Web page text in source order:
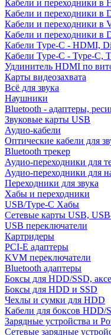
Кабели и переходники в
Кабели и переходники в
Кабели и переходники в
Кабели и переходники в
Кабели Type-C - HDMI,
Кабели Type-C - Type-C,
Удлинитель HDMI по
Карты видеозахвата
Всё для звука
Наушники
Bluetooth - адаптеры,
Звуковые карты USB
Аудио-кабели
Оптические кабели для
Bluetooth трекер
Аудио-переходники для
Аудио-переходники для
Переходники для звука
Хабы и переходники
USB/Type-C Хабы
Сетевые карты USB,
USB переключатели
Картридеры
PCI-E адаптеры
KVM переключатели
Bluetooth адаптеры
Боксы для HDD/SSD,
Боксы для HDD и SSD
Чехлы и сумки для HDD
Кабели для боксов HDD/
Зарядные устройства и
Сетевые зарядные